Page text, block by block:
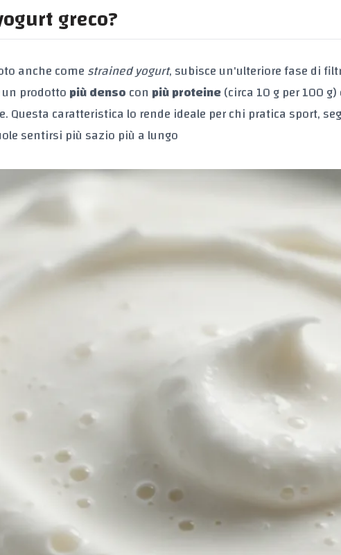
greco?
anche comestrained yogurt, subisce un'ulteriore fase di
prodottopiù densocon più proteine(circa 10 g per 100
Questa caratteristica lo rende ideale per chi pratica sport,
sentirsi più sazio più a lungo